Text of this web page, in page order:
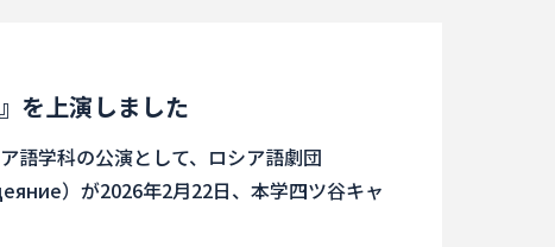
を上演しました
語学科の公演として、ロシア語劇団
）が2026年2月22日、本学四ツ谷キャ